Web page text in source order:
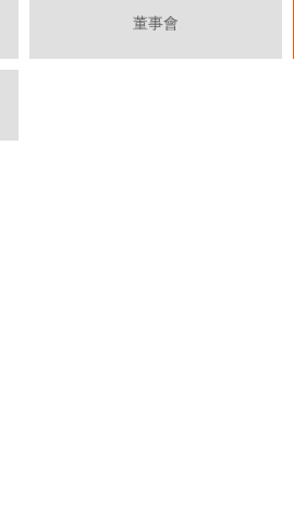
董事會